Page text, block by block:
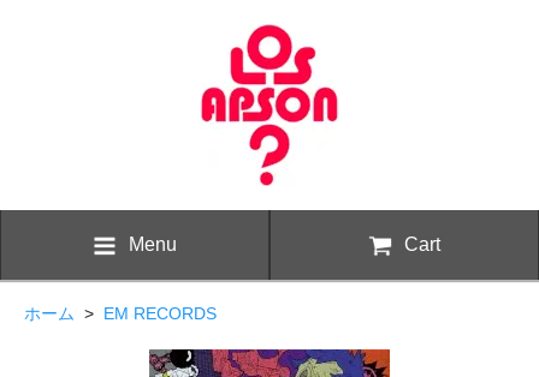
Menu Cart
ホーム > EM RECORDS